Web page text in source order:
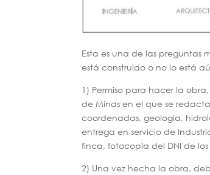
Esta es una de las preguntas
está construido o no lo está
1) Permiso para hacer la
de Minas en el que se
coordenadas, geología,
entrega en servicio de
finca, fotocopia del DNI de
2) Una vez hecha la obra,